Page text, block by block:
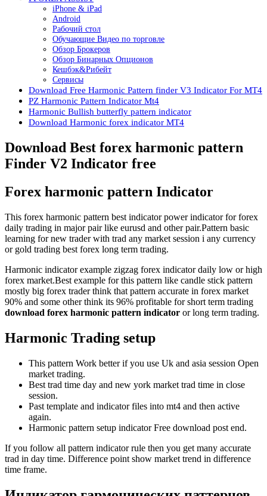
iPhone & iPad
Android
Рабочий стол
Обучающие Видео по торговле
Обзор Брокеров
Обзор Бинарных Опционов
Кешбэк&Рибейт
Сервисы
Download Free Harmonic Pattern finder V3 Indicator For MT4
PZ Harmonic Pattern Indicator Mt4
Harmonic Bullish butterfly pattern indicator
Download Harmonic forex indicator MT4
Download Best forex harmonic pattern
Finder V2 Indicator free
Forex harmonic pattern Indicator
This forex harmonic pattern best indicator power indicator for forex
daily trading in major pair like eurusd and other pair.Pattern basic
learning for new trader with trad any market session i any currency
or gold trading best forex long term trading.
Harmonic indicator example zigzag forex indicator daily low or high
forex market.Best example for this pattern like candle stick pattern
mostly big forex trader think that pattern accurate in forex market
90% and some other think its 96% profitable for short term trading
download forex harmonic pattern indicator or long term trading.
Harmonic Trading setup
This pattern Work better if you use Uk and asia session Open
market trading.
Best trad time day and new york market trad time in close
session.
Past template and indicator files into mt4 and then active
again.
Harmonic pattern setup indicator Free download post end.
If you follow all pattern indicator rule then you get many accurate
trad in day time. Difference point show market trend in difference
time frame.